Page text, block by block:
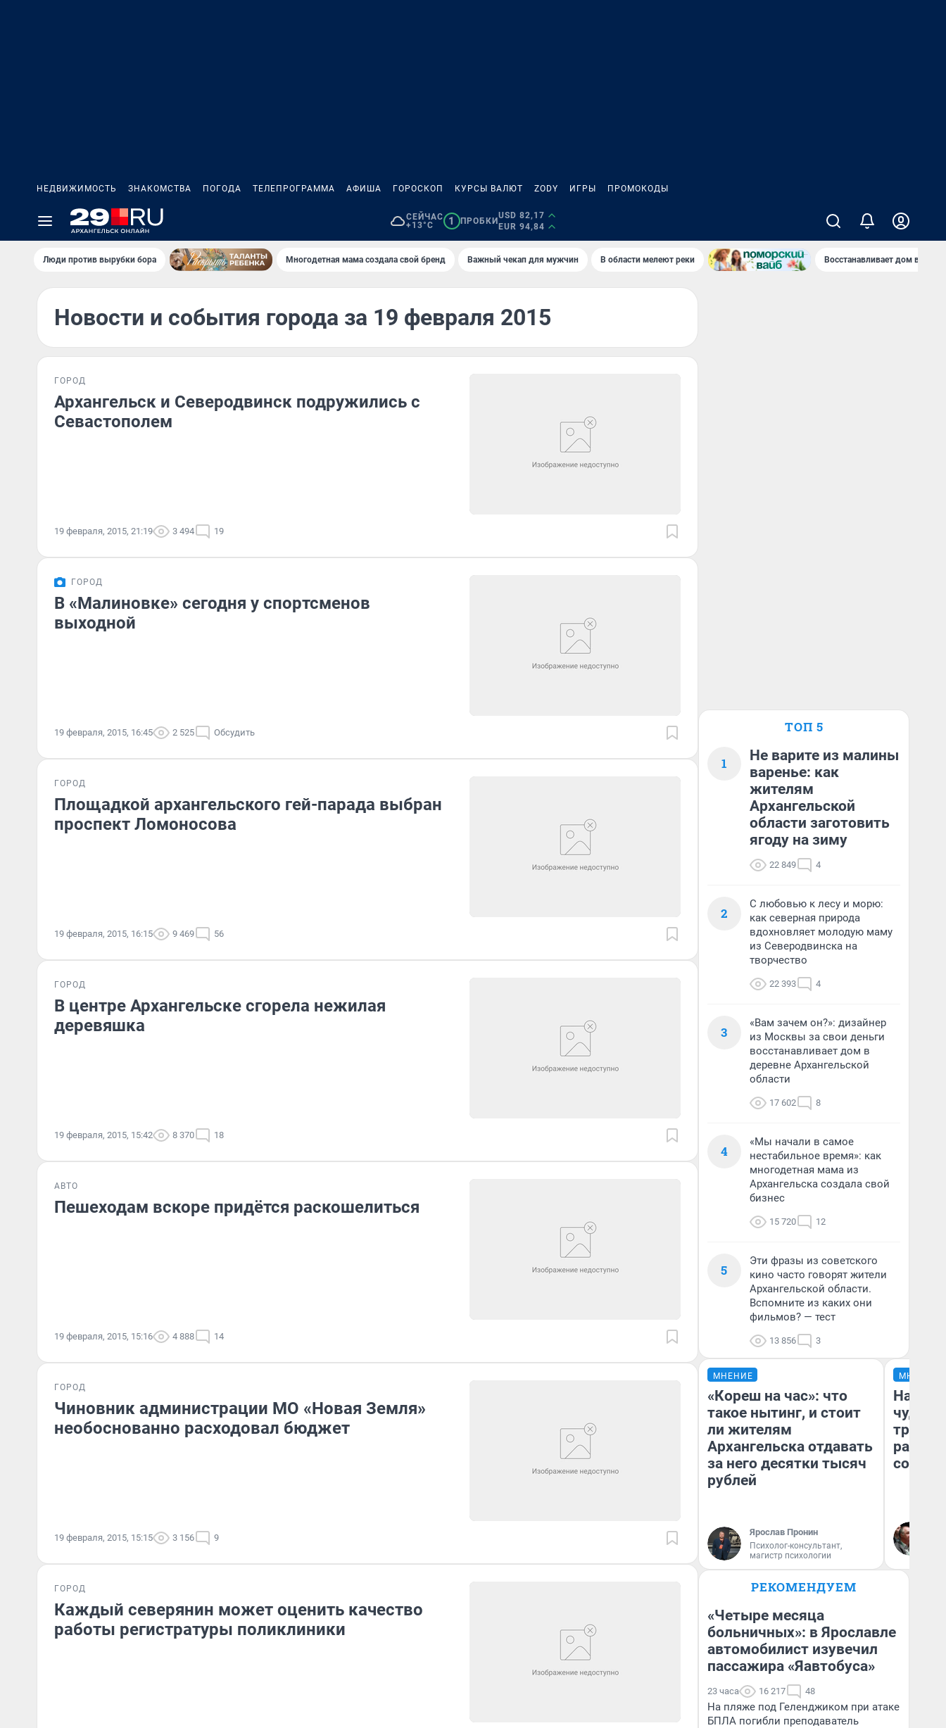
НЕДВИЖИМОСТЬ ЗНАКОМСТВА ПОГОДА ТЕЛЕПРОГРАММА АФИША ГОРОСКОП КУРСЫ ВАЛЮТ ZODY ИГРЫ ПРОМОКОДЫ
СЕЙЧАС
+13°C
1 ПРОБКИ
USD 82,17
EUR 94,84
Люди против вырубки бора Многодетная мама создала свой бренд Важный чекап для мужчин В области мелеют реки Восстанавливает дом в
Новости и события города за 19 февраля 2015
ГОРОД
Архангельск и Северодвинск подружились с
Севастополем
19 февраля, 2015, 21:19 3 494 19
ГОРОД
В «Малиновке» сегодня у спортсменов
выходной
19 февраля, 2015, 16:45 2 525 Обсудить
ГОРОД
Площадкой архангельского гей-парада выбран
проспект Ломоносова
19 февраля, 2015, 16:15 9 469 56
ГОРОД
В центре Архангельске сгорела нежилая
деревяшка
19 февраля, 2015, 15:42 8 370 18
АВТО
Пешеходам вскоре придётся раскошелиться
19 февраля, 2015, 15:16 4 888 14
ГОРОД
Чиновник администрации МО «Новая Земля»
необоснованно расходовал бюджет
19 февраля, 2015, 15:15 3 156 9
ГОРОД
Каждый северянин может оценить качество
работы регистратуры поликлиники
ТОП 5
1
Не варите из малины
варенье: как
жителям
Архангельской
области заготовить
ягоду на зиму
22 849 4
2
С любовью к лесу и морю:
как северная природа
вдохновляет молодую маму
из Северодвинска на
творчество
22 393 4
3
«Вам зачем он?»: дизайнер
из Москвы за свои деньги
восстанавливает дом в
деревне Архангельской
области
17 602 8
4
«Мы начали в самое
нестабильное время»: как
многодетная мама из
Архангельска создала свой
бизнес
15 720 12
5
Эти фразы из советского
кино часто говорят жители
Архангельской области.
Вспомните из каких они
фильмов? — тест
13 856 3
МНЕНИЕ
«Кореш на час»: что
такое нытинг, и стоит
ли жителям
Архангельска отдавать
за него десятки тысяч
рублей
Ярослав Пронин
Психолог-консультант,
магистр психологии
МНЕНИЕ
чудом
РЕКОМЕНДУЕМ
«Четыре месяца
больничных»: в Ярославле
автомобилист изувечил
пассажира «Яавтобуса»
23 часа 16 217 48
На пляже под Геленджиком при атаке
БПЛА погибли преподаватель